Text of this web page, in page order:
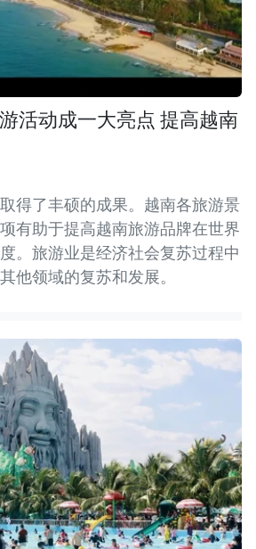
活动成一大亮点 提高越南
得了丰硕的成果。越南各旅游景
有助于提高越南旅游品牌在世界
。旅游业是经济社会复苏过程中
他领域的复苏和发展。